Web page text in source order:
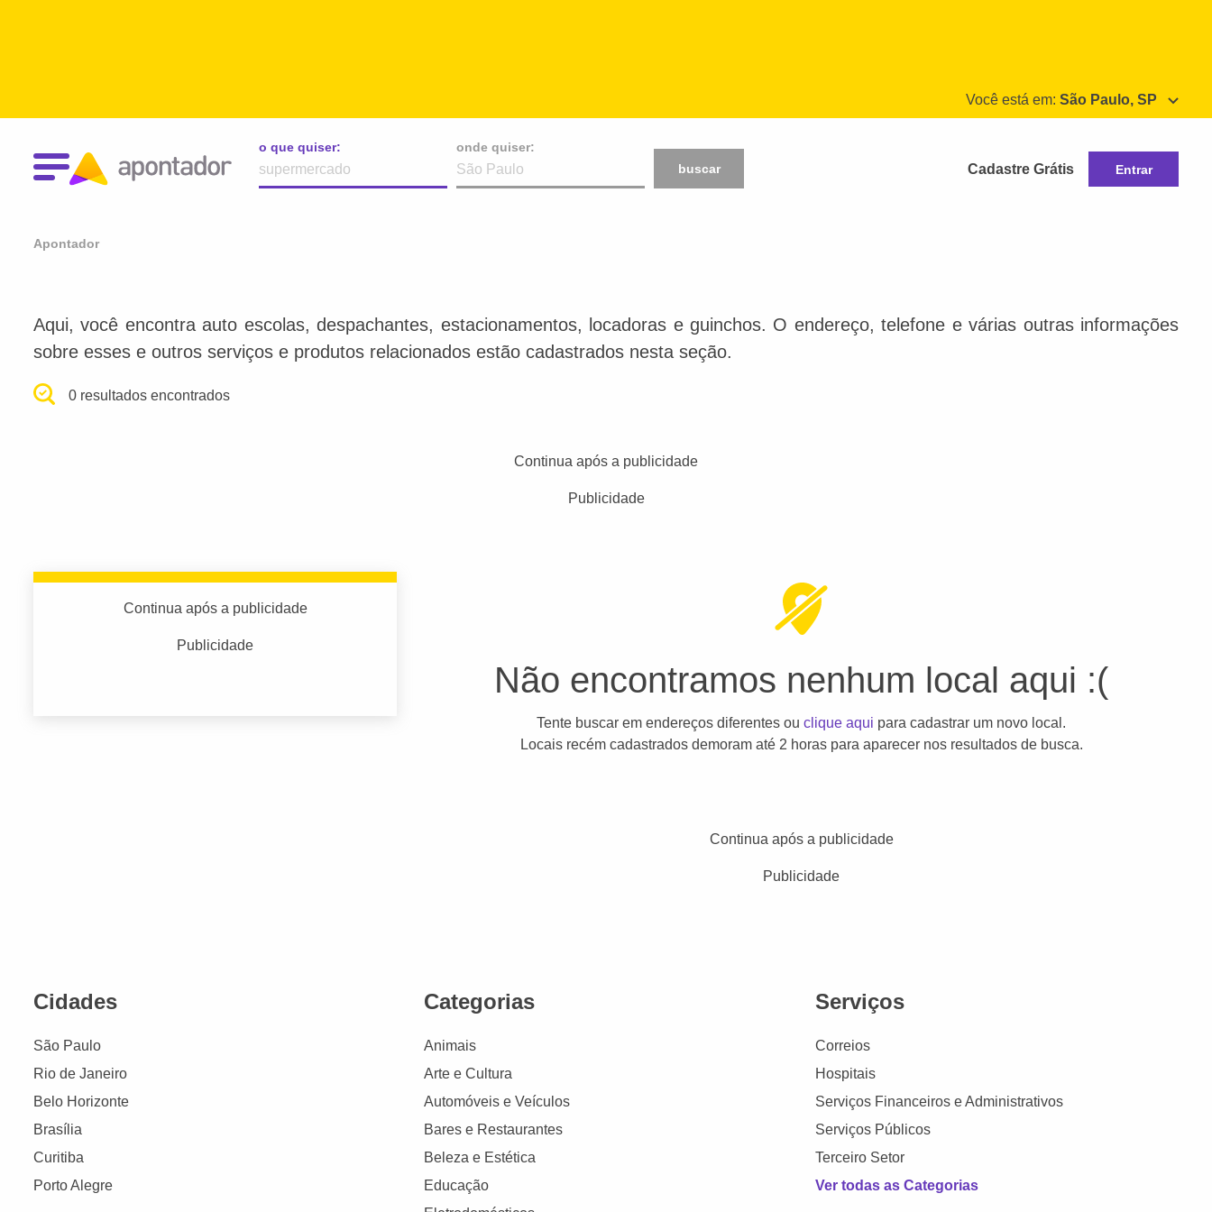
Você está em: São Paulo, SP
o que quiser:
onde quiser:
buscar
Cadastre Grátis Entrar
Apontador
Aqui, você encontra auto escolas, despachantes, estacionamentos, locadoras e guinchos. O endereço, telefone e várias outras informações
sobre esses e outros serviços e produtos relacionados estão cadastrados nesta seção.
0 resultados encontrados
Continua após a publicidade
Publicidade
Continua após a publicidade
Publicidade
Não encontramos nenhum local aqui :(
Tente buscar em endereços diferentes ouclique aqui para cadastrar um novo local.
Locais recém cadastrados demoram até 2 horas para aparecer nos resultados de busca.
Continua após a publicidade
Publicidade
Cidades
São Paulo
Rio de Janeiro
Belo Horizonte
Brasília
Curitiba
Porto Alegre
Categorias
Animais
Arte e Cultura
Automóveis e Veículos
Bares e Restaurantes
Beleza e Estética
Educação
Serviços
Correios
Hospitais
Serviços Financeiros e Administrativos
Serviços Públicos
Terceiro Setor
Ver todas as Categorias